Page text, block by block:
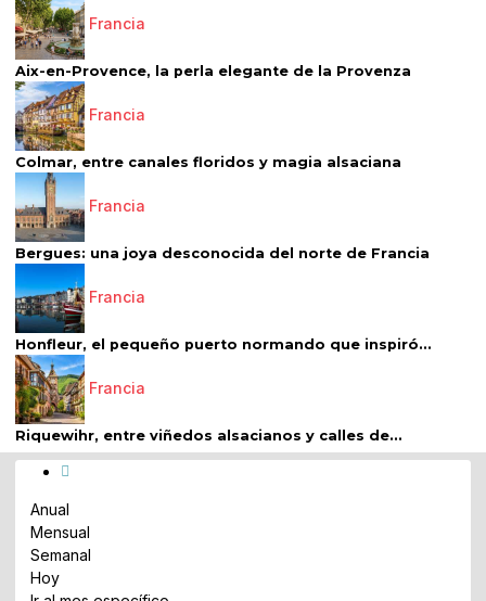
Francia
Aix-en-Provence, la perla elegante de la Provenza
Francia
Colmar, entre canales floridos y magia alsaciana
Francia
Bergues: una joya desconocida del norte de Francia
Francia
Honfleur, el pequeño puerto normando que inspiró...
Francia
Riquewihr, entre viñedos alsacianos y calles de...
Anual
Mensual
Semanal
Hoy